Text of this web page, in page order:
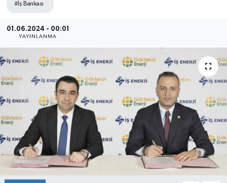
#İş Bankası
01.06.2024 - 00:01
YAYINLANMA
SÖYLEŞİ
ÜLKE
YAŞAM